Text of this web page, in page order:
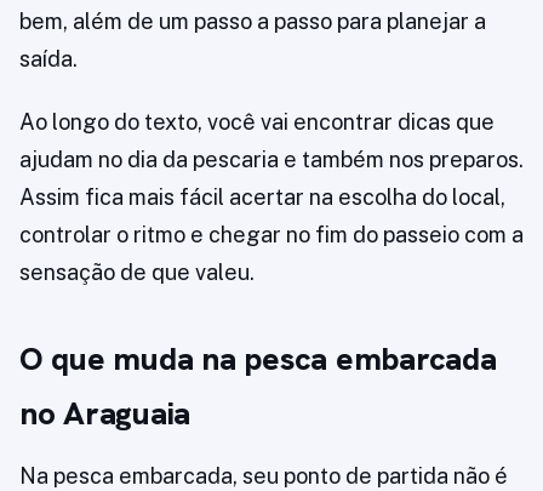
bem, além de um passo a passo para planejar a
saída.
Ao longo do texto, você vai encontrar dicas que
ajudam no dia da pescaria e também nos preparos.
Assim fica mais fácil acertar na escolha do local,
controlar o ritmo e chegar no fim do passeio com a
sensação de que valeu.
O que muda na pesca embarcada
no Araguaia
Na pesca embarcada, seu ponto de partida não é